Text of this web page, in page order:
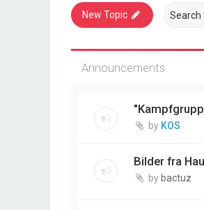
New Topic
Announcements
by KOS
Bilder fra
by bactuz